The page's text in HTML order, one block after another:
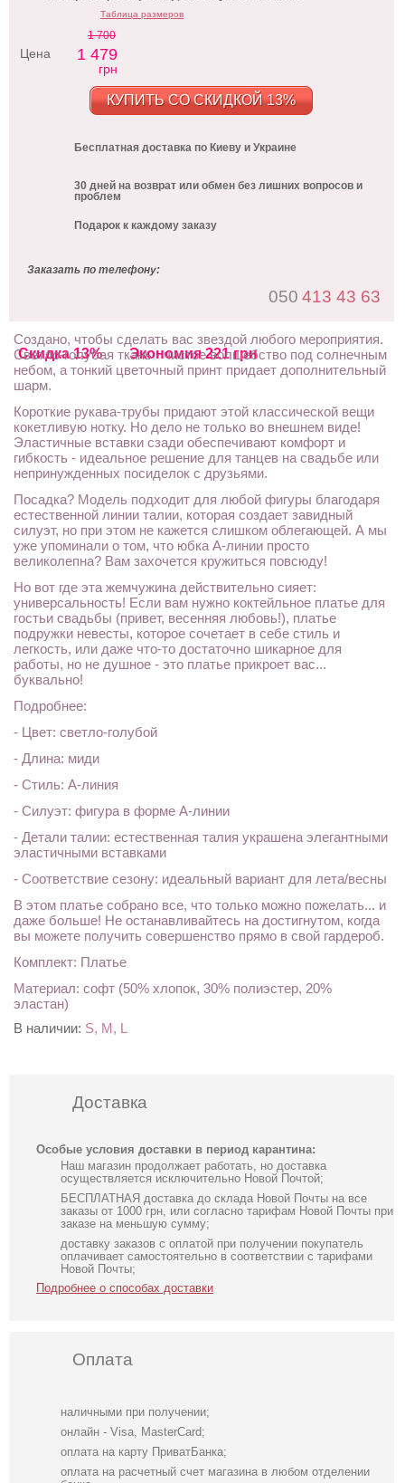
Скидка 13% Экономия 221 грн
Таблица размеров
Цена
1 700
1 479
грн
КУПИТЬ СО СКИДКОЙ 13%
Бесплатная доставка по Киеву и Украине
30 дней на возврат или обмен без лишних вопросов и
проблем
Подарок к каждому заказу
Заказать по телефону:
050 413 43 63
Создано, чтобы сделать вас звездой любого мероприятия.
Светло-голубая ткань - чистое волшебство под солнечным
небом, а тонкий цветочный принт придает дополнительный
шарм.
Короткие рукава-трубы придают этой классической вещи
кокетливую нотку. Но дело не только во внешнем виде!
Эластичные вставки сзади обеспечивают комфорт и
гибкость - идеальное решение для танцев на свадьбе или
непринужденных посиделок с друзьями.
Посадка? Модель подходит для любой фигуры благодаря
естественной линии талии, которая создает завидный
силуэт, но при этом не кажется слишком облегающей. А мы
уже упоминали о том, что юбка А-линии просто
великолепна? Вам захочется кружиться повсюду!
Но вот где эта жемчужина действительно сияет:
универсальность! Если вам нужно коктейльное платье для
гостьи свадьбы (привет, весенняя любовь!), платье
подружки невесты, которое сочетает в себе стиль и
легкость, или даже что-то достаточно шикарное для
работы, но не душное - это платье прикроет вас...
буквально!
Подробнее:
- Цвет: светло-голубой
- Длина: миди
- Стиль: А-линия
- Силуэт: фигура в форме А-линии
- Детали талии: естественная талия украшена элегантными
эластичными вставками
- Соответствие сезону: идеальный вариант для лета/весны
В этом платье собрано все, что только можно пожелать... и
даже больше! Не останавливайтесь на достигнутом, когда
вы можете получить совершенство прямо в свой гардероб.
Комплект: Платье
Материал: софт (50% хлопок, 30% полиэстер, 20%
эластан)
В наличии: S, M, L
Доставка
Особые условия доставки в период карантина:
Наш магазин продолжает работать, но доставка
осуществляется исключительно Новой Почтой;
БЕСПЛАТНАЯ доставка до склада Новой Почты на все
заказы от 1000 грн, или согласно тарифам Новой Почты при
заказе на меньшую сумму;
доставку заказов с оплатой при получении покупатель
оплачивает самостоятельно в соответствии с тарифами
Новой Почты;
Подробнее о способах доставки
Оплата
наличными при получении;
онлайн - Visa, MasterCard;
оплата на карту ПриватБанка;
оплата на расчетный счет магазина в любом отделении